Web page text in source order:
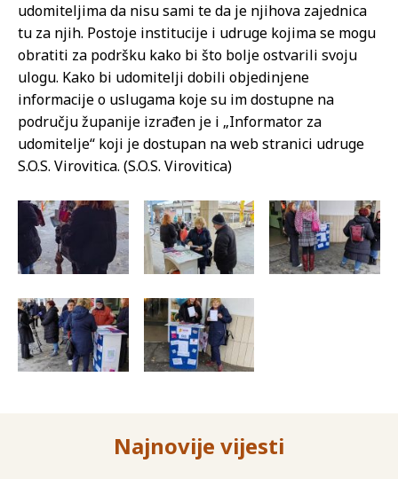
udomiteljima da nisu sami te da je njihova zajednica
tu za njih. Postoje institucije i udruge kojima se mogu
obratiti za podršku kako bi što bolje ostvarili svoju
ulogu. Kako bi udomitelji dobili objedinjene
informacije o uslugama koje su im dostupne na
području županije izrađen je i „Informator za
udomitelje“ koji je dostupan na web stranici udruge
S.O.S. Virovitica. (S.O.S. Virovitica)
Najnovije vijesti